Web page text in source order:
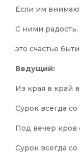
Если им
С ними
это счастье
Ведущий:
Из края в край
Сурок всегда
Под вечер кров
Сурок всегда